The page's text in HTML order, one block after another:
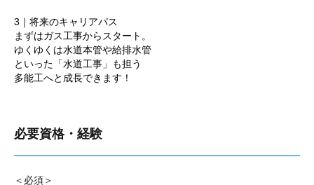
3｜将来のキャリアパス
まずはガス工事からスタート。
ゆくゆくは水道本管や給排水管
といった「水道工事」も担う
多能工へと成長できます！
必要資格・経験
＜必須＞